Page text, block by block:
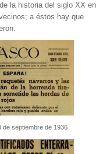
la historia del siglo XX en
a éstos hay que
de septiembre de 1936